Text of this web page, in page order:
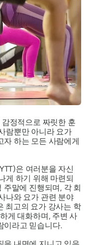
정적으로 짜릿한 훈
람뿐만 아니라 요가
하는 모든 사람에게
은 여러분을 자신
게 하기 위해 마련되
말에 진행되며, 각 회
나와 요가 관련 분야
최고의 요가 강사는 학
게 대화하며, 주변 사
이라고 믿습니다.